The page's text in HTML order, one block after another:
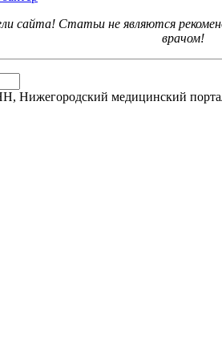
сайта! Статьи не являются
врачом!
медицинский